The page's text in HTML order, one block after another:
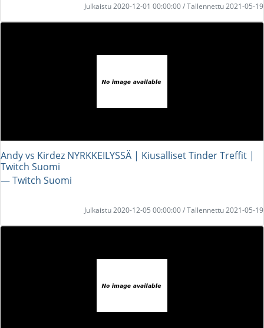
Julkaistu 2020-12-01 00:00:00 / Tallennettu 2021-05-19
Andy vs Kirdez NYRKKEILYSSÄ | Kiusalliset Tinder Treffit |
Twitch Suomi
― Twitch Suomi
Julkaistu 2020-12-05 00:00:00 / Tallennettu 2021-05-19